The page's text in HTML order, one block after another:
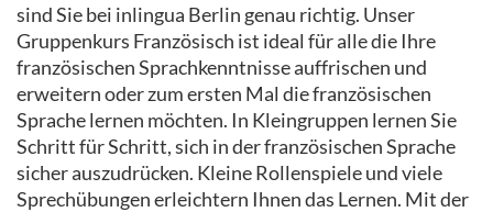
sind Sie bei inlingua Berlin genau richtig. Unser
Gruppenkurs Französisch ist ideal für alle die Ihre
französischen Sprachkenntnisse auffrischen und
erweitern oder zum ersten Mal die französischen
Sprache lernen möchten. In Kleingruppen lernen Sie
Schritt für Schritt, sich in der französischen Sprache
sicher auszudrücken. Kleine Rollenspiele und viele
Sprechübungen erleichtern Ihnen das Lernen. Mit der